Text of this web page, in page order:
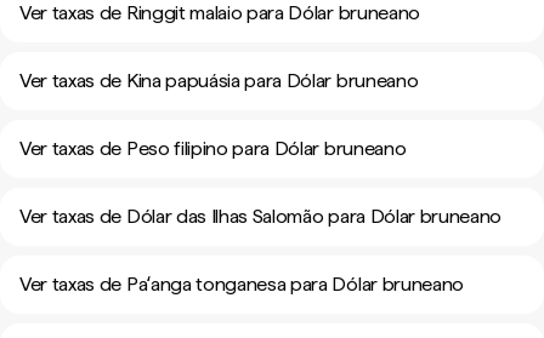
Ver taxas de Ringgit malaio para Dólar bruneano
Ver taxas de Kina papuásia para Dólar bruneano
Ver taxas de Peso filipino para Dólar bruneano
Ver taxas de Dólar das Ilhas Salomão para Dólar bruneano
Ver taxas de Paʻanga tonganesa para Dólar bruneano